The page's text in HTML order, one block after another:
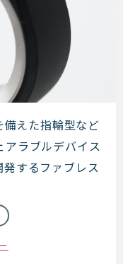
えた指輪型など
アラブルデバイス
するファブレス